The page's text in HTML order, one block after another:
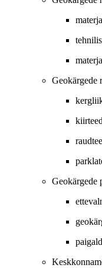
Geokärgede
Geokärgede